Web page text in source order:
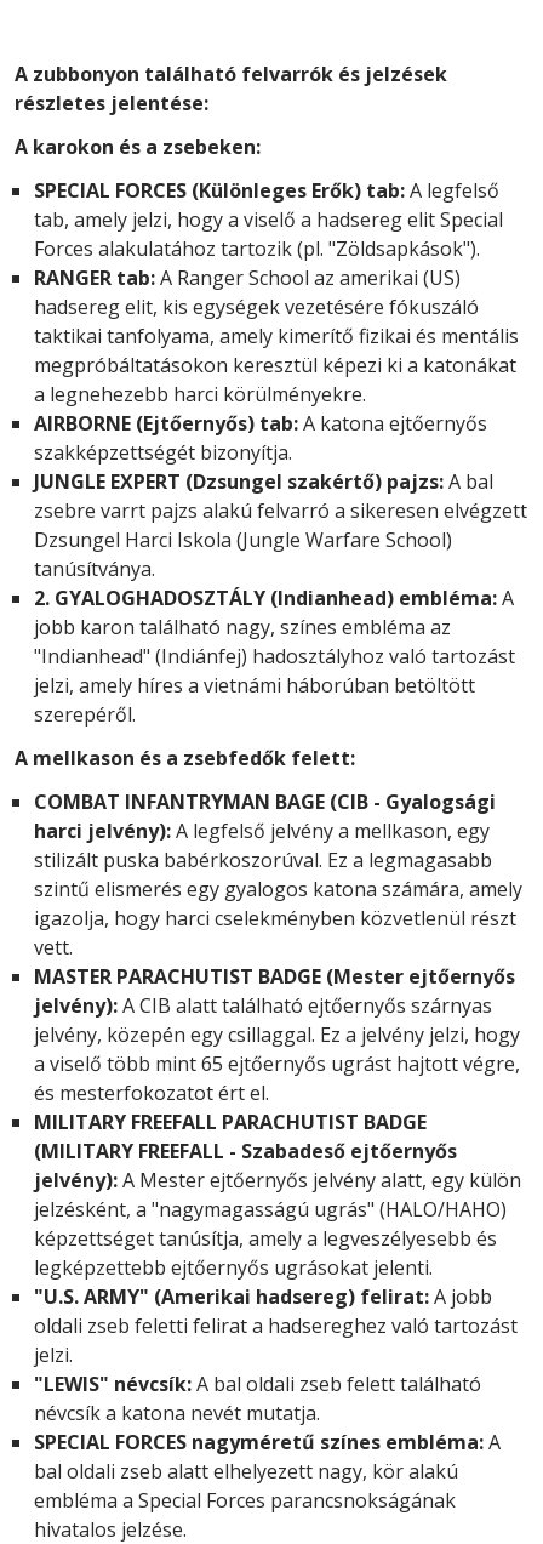
A zubbonyon található felvarrók és jelzések
részletes jelentése:
A karokon és a zsebeken:
SPECIAL FORCES (Különleges Erők) tab:A legfelső
tab, amely jelzi, hogy a viselő a hadsereg elit Special
Forces alakulatához tartozik (pl. "Zöldsapkások").
RANGER tab:A Ranger School az amerikai (US)
hadsereg elit, kis egységek vezetésére fókuszáló
taktikai tanfolyama, amely kimerítő fizikai és mentális
megpróbáltatásokon keresztül képezi ki a katonákat
a legnehezebb harci körülményekre.
AIRBORNE (Ejtőernyős) tab:A katona ejtőernyős
szakképzettségét bizonyítja.
JUNGLE EXPERT (Dzsungel szakértő) pajzs:A bal
zsebre varrt pajzs alakú felvarró a sikeresen elvégzett
Dzsungel Harci Iskola (Jungle Warfare School)
tanúsítványa.
2. GYALOGHADOSZTÁLY (Indianhead) embléma:A
jobb karon található nagy, színes embléma az
"Indianhead" (Indiánfej) hadosztályhoz való tartozást
jelzi, amely híres a vietnámi háborúban betöltött
szerepéről.
A mellkason és a zsebfedők felett:
COMBAT INFANTRYMAN BAGE (CIB - Gyalogsági
harci jelvény):A legfelső jelvény a mellkason, egy
stilizált puska babérkoszorúval. Ez a legmagasabb
szintű elismerés egy gyalogos katona számára, amely
igazolja, hogy harci cselekményben közvetlenül részt
vett.
MASTER PARACHUTIST BADGE (Mester ejtőernyős
jelvény):A CIB alatt található ejtőernyős szárnyas
jelvény, közepén egy csillaggal. Ez a jelvény jelzi, hogy
a viselő több mint 65 ejtőernyős ugrást hajtott végre,
és mesterfokozatot ért el.
MILITARY FREEFALL PARACHUTIST BADGE
(MILITARY FREEFALL - Szabadeső ejtőernyős
jelvény):A Mester ejtőernyős jelvény alatt, egy külön
jelzésként, a "nagymagasságú ugrás" (HALO/HAHO)
képzettséget tanúsítja, amely a legveszélyesebb és
legképzettebb ejtőernyős ugrásokat jelenti.
"U.S. ARMY" (Amerikai hadsereg) felirat:A jobb
oldali zseb feletti felirat a hadsereghez való tartozást
jelzi.
"LEWIS" névcsík:A bal oldali zseb felett található
névcsík a katona nevét mutatja.
SPECIAL FORCES nagyméretű színes embléma:A
bal oldali zseb alatt elhelyezett nagy, kör alakú
embléma a Special Forces parancsnokságának
hivatalos jelzése.